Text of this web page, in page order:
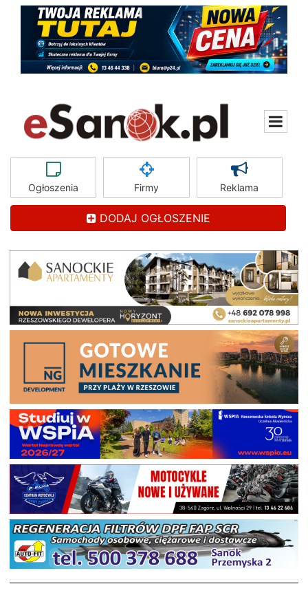
Ogłoszenia Firmy Reklama
DODAJ OGŁOSZENIE